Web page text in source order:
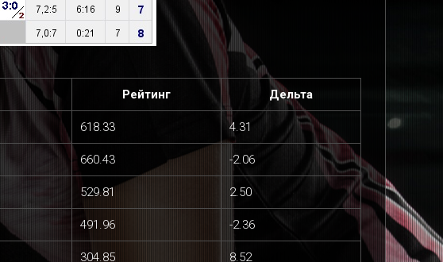
Рейтинг Дельта
618.33 4.31
660.43 -2.06
529.81 2.50
491.96 -2.36
304.85 8.52